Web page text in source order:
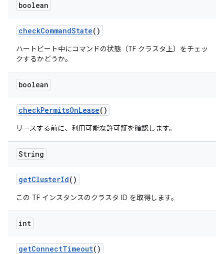
boolean
checkCommandState()
ハートビート中にコマンドの状態（TF クラスタ上）をチェッ
クするかどうか。
boolean
checkPermitsOnLease()
リースする前に、利用可能な許可証を確認します。
String
getClusterId()
この TF インスタンスのクラスタ ID を取得します。
int
getConnectTimeout()